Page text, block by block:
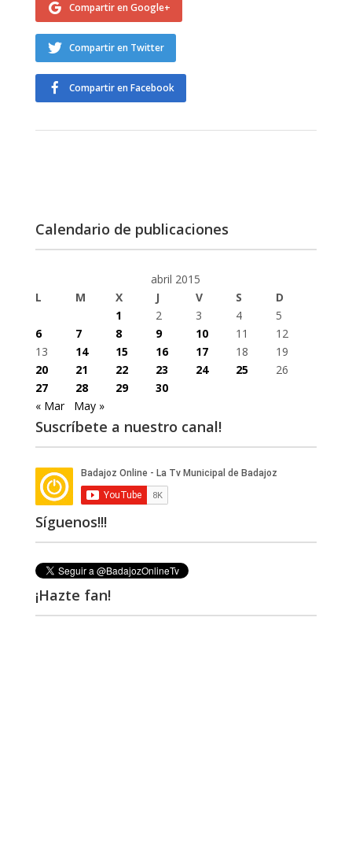
Compartir en Google+
Compartir en Twitter
Compartir en Facebook
Calendario de publicaciones
abril 2015
L
M X J V S
D
1
2 3 4
5
6
7 8 9 10 11
12
13
14 15 16 17 18
19
20
21 22 23 24 25
26
27
28 29
30
« Mar
May »
Suscríbete a nuestro canal!
Síguenos!!!
¡Hazte fan!